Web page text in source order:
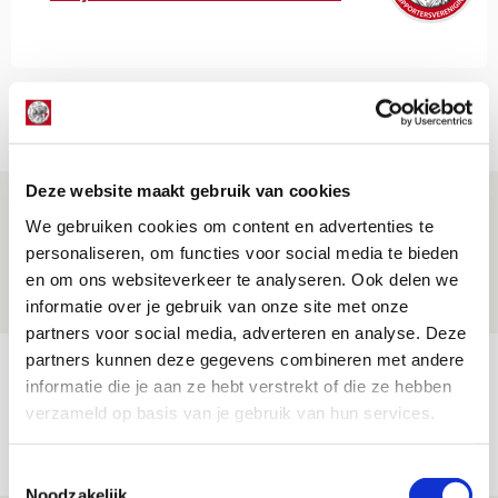
Deze website maakt gebruik van cookies
We gebruiken cookies om content en advertenties te
personaliseren, om functies voor social media te bieden
en om ons websiteverkeer te analyseren. Ook delen we
informatie over je gebruik van onze site met onze
partners voor social media, adverteren en analyse. Deze
partners kunnen deze gegevens combineren met andere
informatie die je aan ze hebt verstrekt of die ze hebben
verzameld op basis van je gebruik van hun services.
Net binnen //
Word ballenjongen of -meid bij Jong
Ajax - Helmond Sport!
06 AUGUSTUS 2026 - 13:13
PRIJSVRAAG
Reis jij als mascotte mee naar uitduel
met Telstar?